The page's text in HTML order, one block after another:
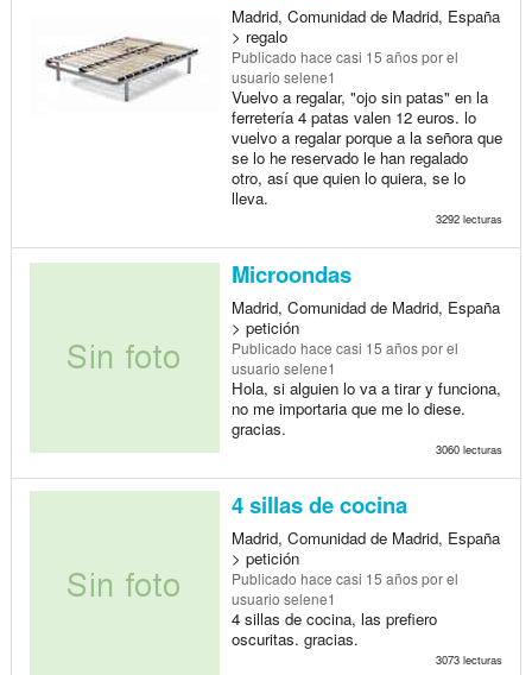
Madrid, Comunidad de Madrid, España
> regalo
Publicado hace casi 15 añospor el
usuario selene1
Vuelvo a regalar, "ojo sin patas" en la
ferretería 4 patas valen 12 euros. lo
vuelvo a regalar porque a la señora que
se lo he reservado le han regalado
otro, así que quien lo quiera, se lo
lleva.
3292 lecturas
Microondas
Madrid, Comunidad de Madrid, España
> petición
Publicado hace casi 15 añospor el
usuario selene1
Hola, si alguien lo va a tirar y funciona,
no me importaria que me lo diese.
gracias.
3060 lecturas
4 sillas de cocina
Madrid, Comunidad de Madrid, España
> petición
Publicado hace casi 15 añospor el
usuario selene1
4 sillas de cocina, las prefiero
oscuritas. gracias.
3073 lecturas